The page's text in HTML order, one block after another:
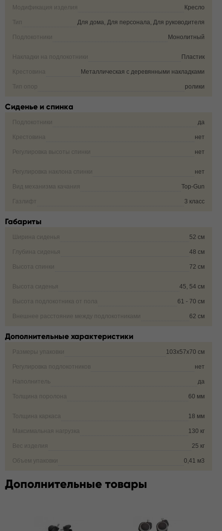
Модификация изделия Кресло
Тип Для дома, Для персонала, Для руководителя
Подлокотники Монолитный
Накладки на подлокотники Пластик
Крестовина Металлическая с деревянными накладками
Тип опор ролики
Сиденье и спинка
Подлокотники да
Крестовина нет
Регулировка высоты спинки нет
Регулировка наклона спинки нет
Вид механизма качания Top-Gun
Газлифт 3 класс
Габариты
Ширина сиденья 52 см
Глубина сиденья 48 см
Высота спинки 72 см
Высота сиденья 45, 54 см
Высота подлокотника от пола 61 - 70 см
Внешнее расстояние между подлокотниками 62 см
Дополнительные характеристики
Размеры упаковки 103х57х70 см
Регулировка подлокотников нет
Наполнитель да
Толщина поролона 60 мм
Толщина каркаса 18 мм
Максимальная нагрузка 130 кг
Вес изделия 25 кг
Объем упаковки 0,41 м3
Дополнительные товары